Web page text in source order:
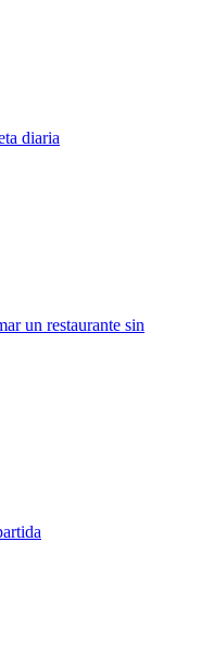
diaria
un restaurante sin